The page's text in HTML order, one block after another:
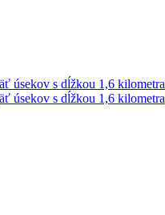
úsekov s dĺžkou 1,6 kilometra
úsekov s dĺžkou 1,6 kilometra